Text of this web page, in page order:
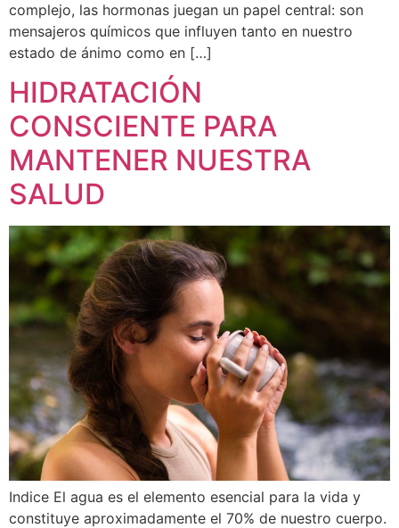
complejo, las hormonas juegan un papel central: son
mensajeros químicos que influyen tanto en nuestro
estado de ánimo como en […]
HIDRATACIÓN
CONSCIENTE PARA
MANTENER NUESTRA
SALUD
Indice El agua es el elemento esencial para la vida y
constituye aproximadamente el 70% de nuestro cuerpo.